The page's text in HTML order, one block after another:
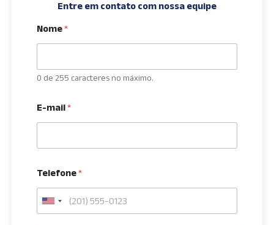
Entre em contato com nossa equipe
Nome*
0 de 255 caracteres no máximo.
E-mail*
Telefone*
U